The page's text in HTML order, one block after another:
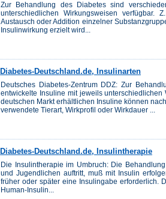
Zur Behandlung des Diabetes sind
unterschiedlichen Wirkungsweisen
Austausch oder Addition einzelner
Insulinwirkung erzielt wird...
Diabetes-Deutschland.de, Insulinarten
Deutsches Diabetes-Zentrum DDZ: Zur
entwickelte Insuline mit jeweils
deutschen Markt erhältlichen Insuline können
verwendete Tierart, Wirkprofil oder Wirkdauer ...
Diabetes-Deutschland.de, Insulintherapie
Die Insulintherapie im Umbruch: Die
und Jugendlichen auftritt, muß mit Insulin
früher oder später eine Insulingabe erforderlich.
Human-Insulin...